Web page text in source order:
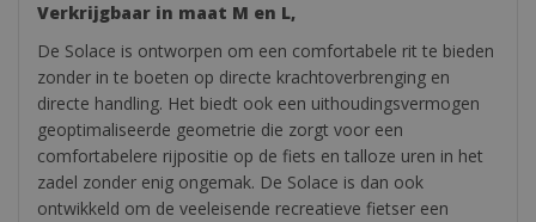
Verkrijgbaar in maat M en L,
De Solace is ontworpen om een comfortabele rit te bieden
zonder in te boeten op directe krachtoverbrenging en
directe handling. Het biedt ook een uithoudingsvermogen
geoptimaliseerde geometrie die zorgt voor een
comfortabelere rijpositie op de fiets en talloze uren in het
zadel zonder enig ongemak. De Solace is dan ook
ontwikkeld om de veeleisende recreatieve fietser een